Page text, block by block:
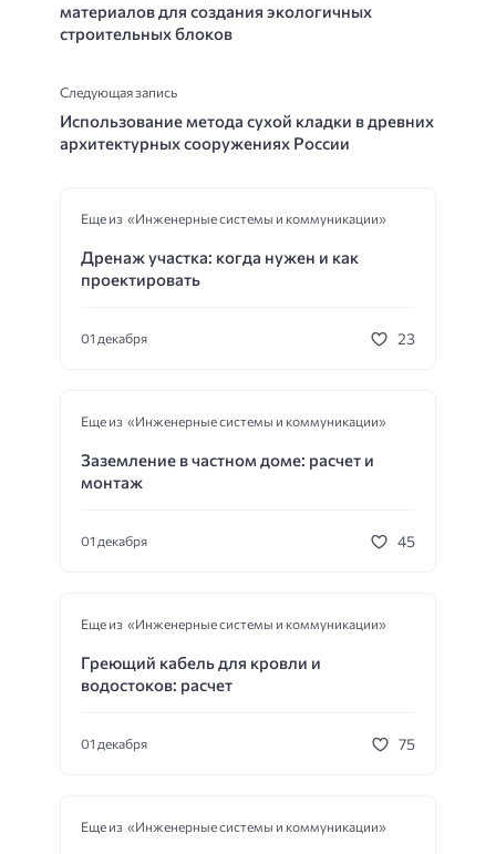
материалов для создания экологичных
строительных блоков
Следующая запись
Использование метода сухой кладки в древних
архитектурных сооружениях России
Еще из «Инженерные системы и коммуникации»
Дренаж участка: когда нужен и как
проектировать
01 декабря 23
Еще из «Инженерные системы и коммуникации»
Заземление в частном доме: расчет и
монтаж
01 декабря 45
Еще из «Инженерные системы и коммуникации»
Греющий кабель для кровли и
водостоков: расчет
01 декабря 75
Еще из «Инженерные системы и коммуникации»